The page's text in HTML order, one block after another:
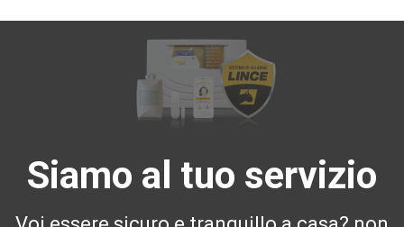
Siamo al tuo servizio